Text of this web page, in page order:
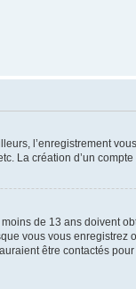
l’enregistrement
La création d’un
de 13 ans doivent
vous vous enregistrez
être contactés